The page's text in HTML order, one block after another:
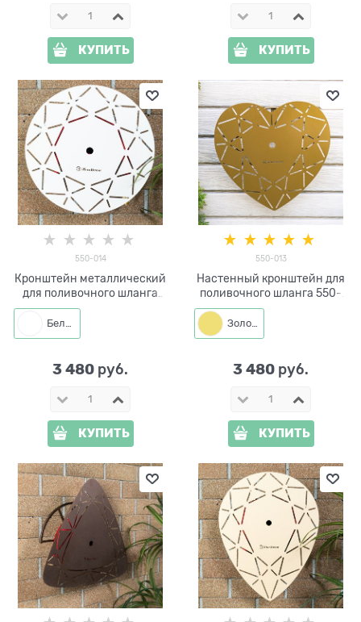
КУПИТЬ КУПИТЬ
550-014
Кронштейн металлический
для поливочного шланга
550-014
Белый
3 480 руб.
КУПИТЬ
550-013
Настенный кронштейн для
поливочного шланга 550-
013
Золото
3 480 руб.
КУПИТЬ